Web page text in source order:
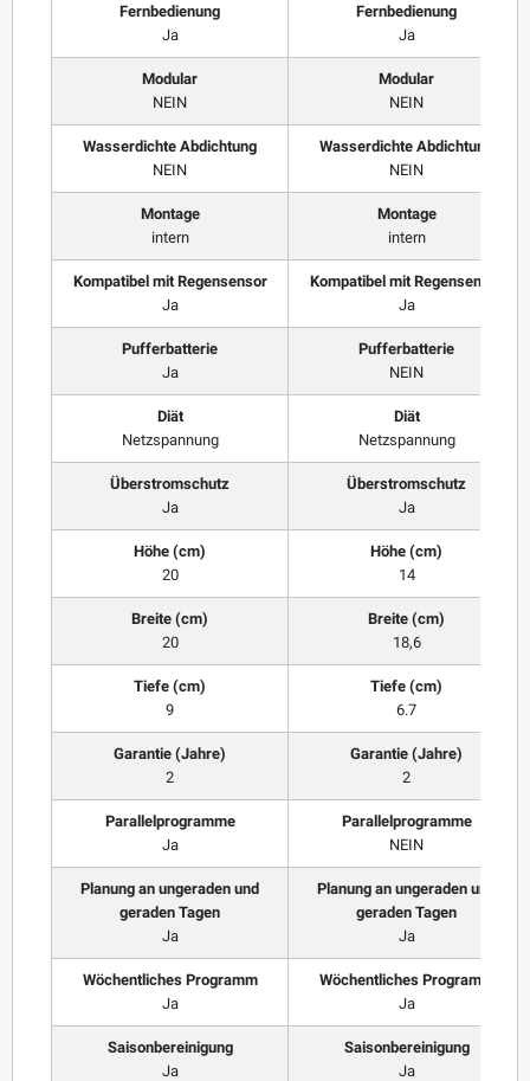
Fernbedienung
Ja
Fernbedienung
Ja
Modular
NEIN
Modular
NEIN
Wasserdichte Abdichtung
NEIN
Wasserdichte Abdichtung
NEIN
Montage
intern
Montage
intern
Kompatibel mit Regensensor
Ja
Kompatibel mit Regensensor
Ja
Pufferbatterie
Ja
Pufferbatterie
NEIN
Diät
Netzspannung
Diät
Netzspannung
Überstromschutz
Ja
Überstromschutz
Ja
Höhe (cm)
20
Höhe (cm)
14
Breite (cm)
20
Breite (cm)
18,6
Tiefe (cm)
9
Tiefe (cm)
6.7
Garantie (Jahre)
2
Garantie (Jahre)
2
Parallelprogramme
Ja
Parallelprogramme
NEIN
Planung an ungeraden und
geraden Tagen
Ja
Planung an ungeraden und
geraden Tagen
Ja
Wöchentliches Programm
Ja
Wöchentliches Programm
Ja
Saisonbereinigung
Ja
Saisonbereinigung
Ja